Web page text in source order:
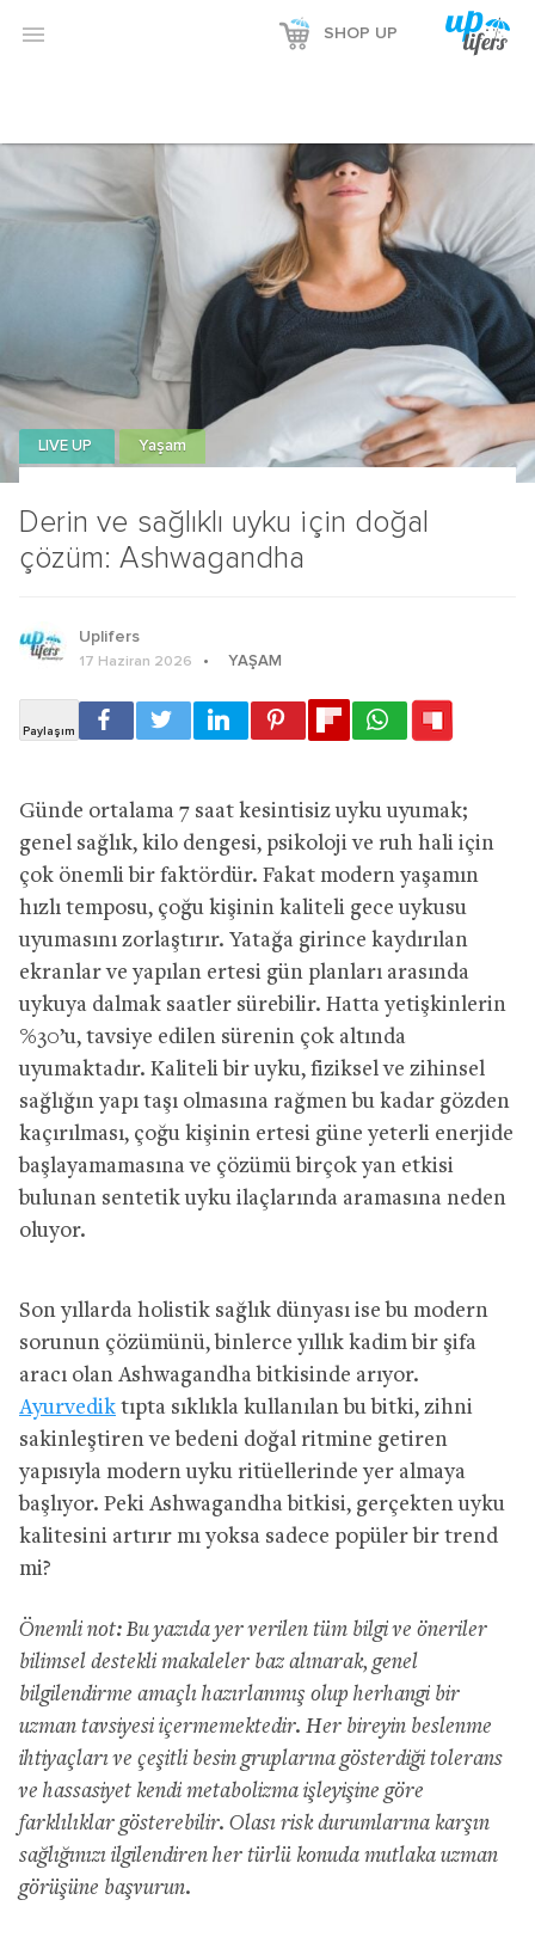
Reklamı Göster
Reklamı Gizle
 SHOP UP
Derin ve sağlıklı uyku için doğal
çözüm: Ashwagandha
LIVE UP Yaşam
Uplifers
17 Haziran 2026 YAŞAM
Günde ortalama 7 saat kesintisiz uyku uyumak;
genel sağlık, kilo dengesi, psikoloji ve ruh hali için
çok önemli bir faktördür. Fakat modern yaşamın
hızlı temposu, çoğu kişinin kaliteli gece uykusu
uyumasını zorlaştırır. Yatağa girince kaydırılan
ekranlar ve yapılan ertesi gün planları arasında
uykuya dalmak saatler sürebilir. Hatta yetişkinlerin
%30’u, tavsiye edilen sürenin çok altında
uyumaktadır. Kaliteli bir uyku, fiziksel ve zihinsel
sağlığın yapı taşı olmasına rağmen bu kadar gözden
kaçırılması, çoğu kişinin ertesi güne yeterli enerjide
başlayamamasına ve çözümü birçok yan etkisi
bulunan sentetik uyku ilaçlarında aramasına neden
oluyor.
Son yıllarda holistik sağlık dünyası ise bu modern
sorunun çözümünü, binlerce yıllık kadim bir şifa
aracı olan Ashwagandha bitkisinde arıyor.
Ayurvedik tıpta sıklıkla kullanılan bu bitki, zihni
sakinleştiren ve bedeni doğal ritmine getiren
yapısıyla modern uyku ritüellerinde yer almaya
başlıyor. Peki Ashwagandha bitkisi, gerçekten uyku
kalitesini artırır mı yoksa sadece popüler bir trend
mi?
Önemli not: Bu yazıda yer verilen tüm bilgi ve öneriler
bilimsel destekli makaleler baz alınarak, genel
bilgilendirme amaçlı hazırlanmış olup herhangi bir
uzman tavsiyesi içermemektedir. Her bireyin beslenme
ihtiyaçları ve çeşitli besin gruplarına gösterdiği tolerans
ve hassasiyet kendi metabolizma işleyişine göre
farklılıklar gösterebilir. Olası risk durumlarına karşın
sağlığınızı ilgilendiren her türlü konuda mutlaka uzman
görüşüne başvurun.